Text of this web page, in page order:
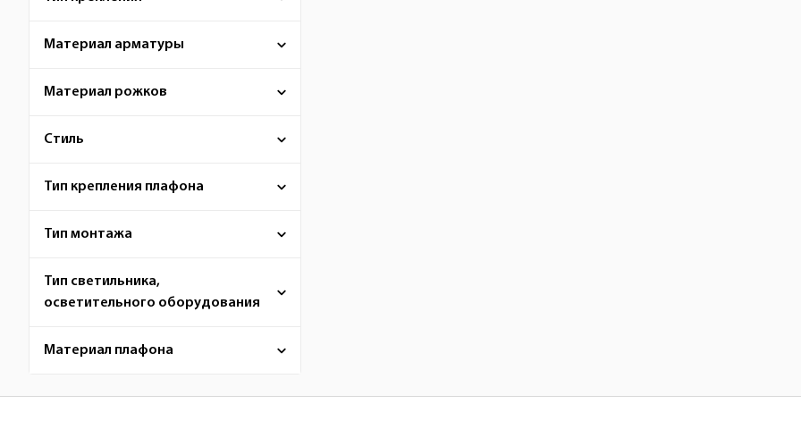
Материал арматуры
Материал рожков
Стиль
Тип крепления плафона
Тип монтажа
Тип светильника,
осветительного оборудования
Материал плафона